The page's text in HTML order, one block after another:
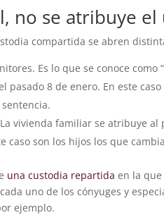
no se atribuye
compartida se abren
Es lo que se conoce
pasado 8 de enero. En este
vivienda familiar se atribuye
caso son los hijos los que
una custodia repartida en la
uno de los cónyuges y
ejemplo.